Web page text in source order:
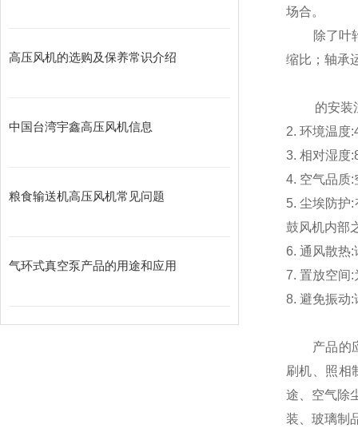
高压风机的选购及保养常识介绍
中国台湾宇鑫高压风机信息
粮食输送机高压风机常见问题
气环式真空泵产品的用途和应用
场合。
除了叶
缩比；轴承
的安装
2. 环境温度
3. 相对湿度
4. 空气品质
5. 尘埃防护
鼓风机内部
6. 通风散热
7. 置放空间
8. 避免振动
产品的
刷机、照相
途、空气除
装、玻璃制